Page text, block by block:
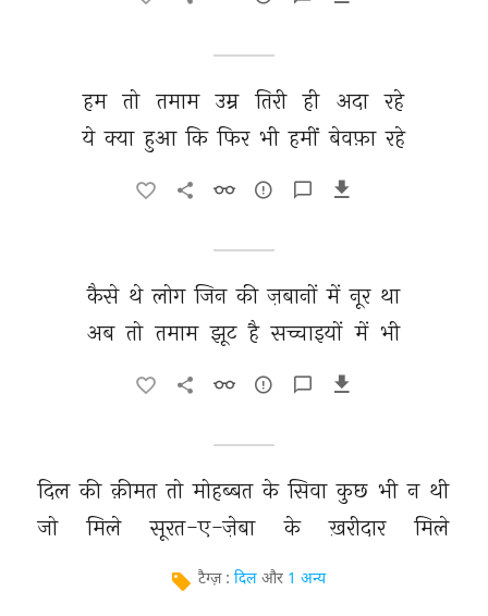
हम तो तमाम उम्र तिरी ही अदा रहे
ये क्या हुआ कि फिर भी हमीं बेवफ़ा रहे
कैसे थे लोग जिन की ज़बानों में नूर था
अब तो तमाम झूट है सच्चाइयों में भी
दिल की क़ीमत तो मोहब्बत के सिवा कुछ भी न थी
जो
मिले सूरत-ए-ज़ेबा के ख़रीदार मिले
टैग्ज़ : दिल और 1 अन्य